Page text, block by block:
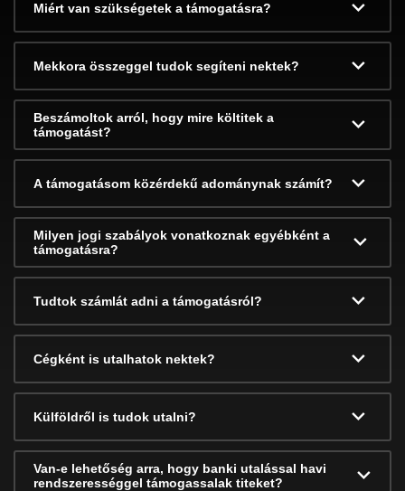
Miért van szükségetek a támogatásra?
Mekkora összeggel tudok segíteni nektek?
Beszámoltok arról, hogy mire költitek a
támogatást?
A támogatásom közérdekű adománynak számít?
Milyen jogi szabályok vonatkoznak egyébként a
támogatásra?
Tudtok számlát adni a támogatásról?
Cégként is utalhatok nektek?
Külföldről is tudok utalni?
Van-e lehetőség arra, hogy banki utalással havi
rendszerességgel támogassalak titeket?